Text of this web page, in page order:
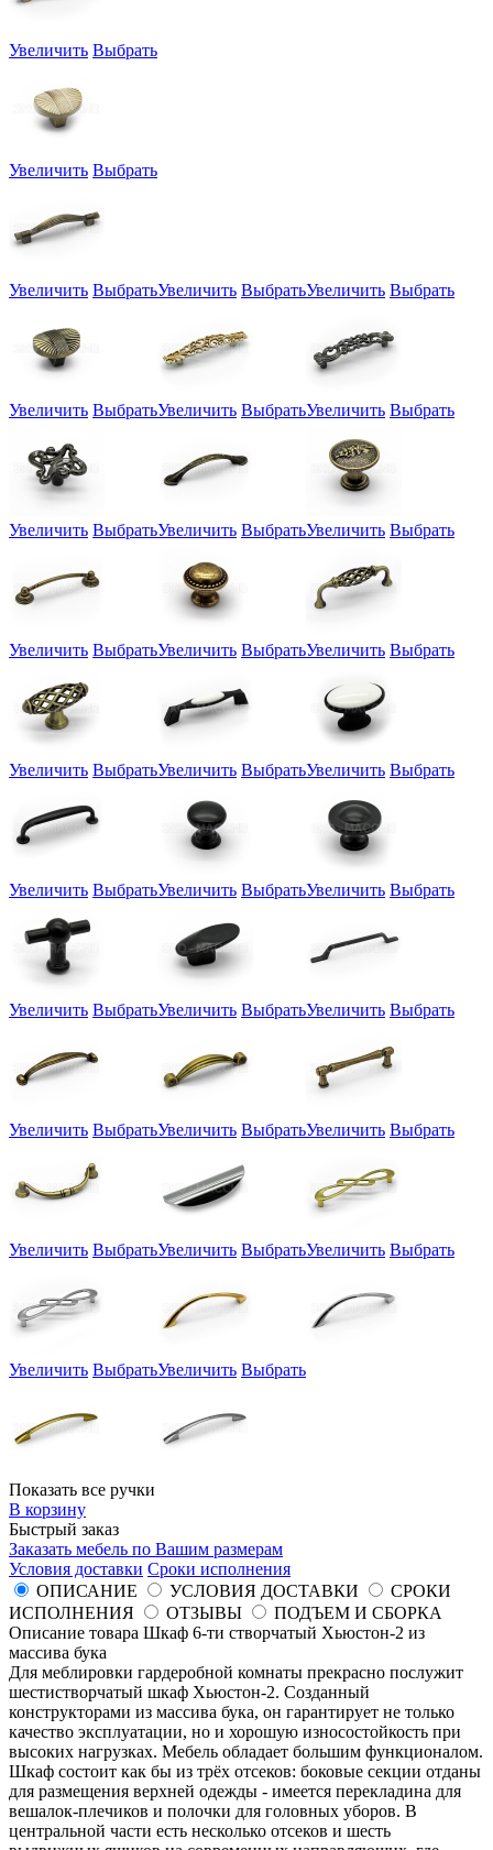
Увеличить Выбрать
Увеличить Выбрать
Увеличить ВыбратьУвеличить ВыбратьУвеличить Выбрать
Увеличить ВыбратьУвеличить ВыбратьУвеличить Выбрать
Увеличить ВыбратьУвеличить ВыбратьУвеличить Выбрать
Увеличить ВыбратьУвеличить ВыбратьУвеличить Выбрать
Увеличить ВыбратьУвеличить ВыбратьУвеличить Выбрать
Увеличить ВыбратьУвеличить ВыбратьУвеличить Выбрать
Увеличить ВыбратьУвеличить ВыбратьУвеличить Выбрать
Увеличить ВыбратьУвеличить ВыбратьУвеличить Выбрать
Увеличить ВыбратьУвеличить ВыбратьУвеличить Выбрать
Увеличить ВыбратьУвеличить Выбрать
Показать все ручки
В корзину
Быстрый заказ
Заказать мебель по Вашим размерам
Условия доставки Сроки исполнения
ОПИСАНИЕ
УСЛОВИЯ ДОСТАВКИ
СРОКИ
ИСПОЛНЕНИЯ
ОТЗЫВЫ
ПОДЪЕМ И СБОРКА
Описание товара Шкаф 6-ти створчатый Хьюстон-2 из
массива бука
Для меблировки гардеробной комнаты прекрасно послужит
шестистворчатый шкаф Хьюстон-2. Созданный
конструкторами из массива бука, он гарантирует не только
качество эксплуатации, но и хорошую износостойкость при
высоких нагрузках. Мебель обладает большим функционалом.
Шкаф состоит как бы из трёх отсеков: боковые секции отданы
для размещения верхней одежды - имеется перекладина для
вешалок-плечиков и полочки для головных уборов. В
центральной части есть несколько отсеков и шесть